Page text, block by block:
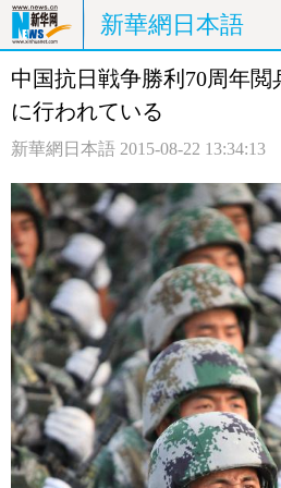
新華網日本語
ホームページ 政治
観光 評論
中日対訳
中国抗日戦争勝利70周年閲
に行われている
新華網日本語 2015-08-22 13:34:13